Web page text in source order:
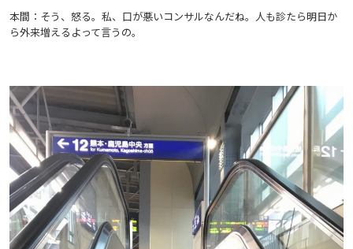
本間：そう、怒る。私、口が悪いコンサルなんだね。人も診たら明日か
ら外来増えるよって言うの。